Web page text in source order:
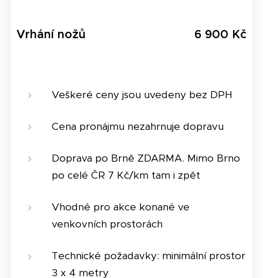
Vrhání nožů 6 900 Kč
Veškeré ceny jsou uvedeny bez DPH
Cena pronájmu nezahrnuje dopravu
Doprava po Brně ZDARMA. Mimo Brno
po celé ČR 7 Kč/km tam i zpět
Vhodné pro akce konané ve
venkovních prostorách
Technické požadavky: minimální prostor
3 x 4 metry